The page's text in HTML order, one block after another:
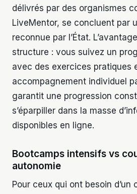
délivrés par des organismes
LiveMentor, se concluent par
reconnue par l’État.
structure : vous suivez un
avec des exercices pratiques
accompagnement individuel
garantit une progression
s’éparpiller dans la masse
disponibles en ligne.
Bootcamps intensifs vs
autonomie
Pour ceux qui ont besoin d’un